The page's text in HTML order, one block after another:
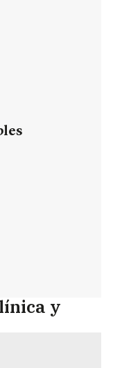
y